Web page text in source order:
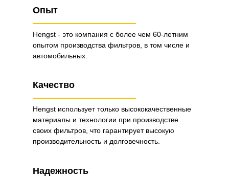
Опыт
Hengst - это компания с более чем 60-летним
опытом производства фильтров, в том числе и
автомобильных.
Качество
Надежность
Hengst использует только высококачественные
материалы и технологии при производстве
своих фильтров, что гарантирует высокую
производительность и долговечность.